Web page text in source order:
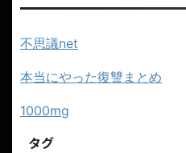
不思議net
本当にやった復讐まとめ
1000mg
タグ